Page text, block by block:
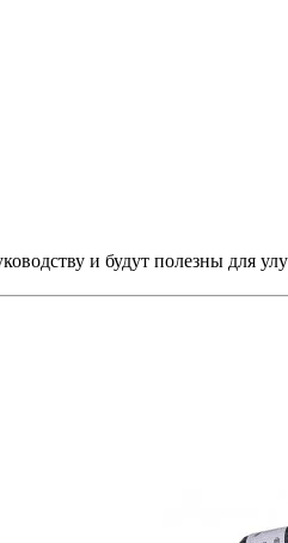
и будут полезны для